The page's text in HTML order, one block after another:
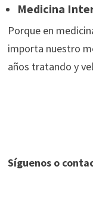
Medicina
Porque en
importa nuestro
años tratando y
Síguenos o